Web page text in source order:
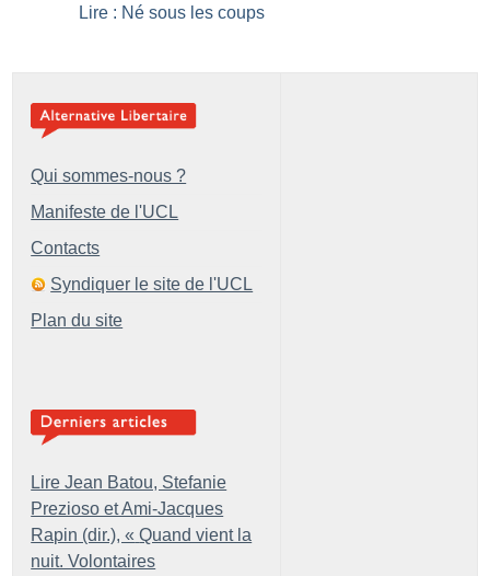
Lire : Né sous les coups
Qui sommes-nous ?
Manifeste de l'UCL
Contacts
Syndiquer le site de l'UCL
Plan du site
Lire Jean Batou, Stefanie
Prezioso et Ami-Jacques
Rapin (dir.), « Quand vient la
nuit. Volontaires